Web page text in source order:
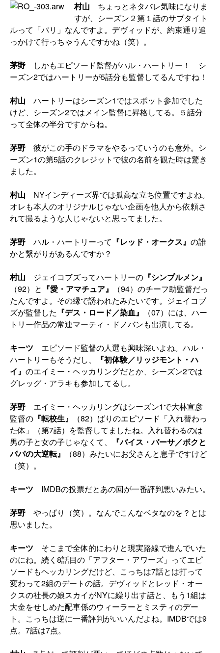
村山 ちょっとネタバレ気味になりま
すが、シーズン２第１話のサブタイト
ルって「パリ」なんですよ。デヴィッドが、約束通り追
っかけて行っちゃうんですかね（笑）。
茅野 しかもエピソード監督がハル・ハートリー！ シ
ーズン2ではハートリーが5話分も監督してるんですね！
村山 ハートリーはシーズン1ではスポット参加でした
けど、シーズン2ではメイン監督に昇格してる。５話分
って全体の半分ですからね。
茅野 彼がこの手のドラマをやるっていうのも意外。シ
ーズン1の第5話のクレジットで彼の名前を観た時は驚き
ました。
村山 NYインディーズ界では孤高な立ち位置ですよね。
オレも本人のオリジナルじゃない企画を他人から依頼さ
れて撮るような人じゃないと思ってました。
茅野 ハル・ハートリーって 『レッド・オークス』 の誰
かと繋がりがあるんですか？
村山 ジェイコブズってハートリーの 『シンプルメン』
（92）と 『愛・アマチュア』
（94）のチーフ助監督だっ
たんですよ。その縁で誘われたみたいです。ジェイコブ
ズが監督した 『デス・ロード／染血』
（07）には、ハー
トリー作品の常連マーティ・ドノバンも出演してる。
キーツ エピソード監督の人選も興味深いよね。ハル・
ハートリーもそうだし、
『初体験／リッジモント・ハ
イ』 のエイミー・ヘッカリングだとか、シーズン2では
グレッグ・アラキも参加してるし。
茅野 エイミー・ヘッカリングはシーズン1で大林宣彦
監督の 『転校生』
（82）ばりのエピソード「入れ替わっ
た体」（第7話）を監督してましたね。入れ替わるのは
男の子と女の子じゃなくて、
『バイス・バーサ／ボクと
パパの大逆転』
（88）みたいにお父さんと息子ですけど
（笑）。
キーツ IMDBの投票だとあの回が一番評判悪いみたい。
茅野 やっぱり（笑）。なんでこんなベタなのを？とは
思いました。
キーツ そこまで全体的にわりと現実路線で進んでいた
のにね。続く8話目の「アフター・アワーズ」ってエピ
ソードもヘッカリングだけど、こっちは7話とは打って
変わって2組のデートの話。デヴィッドとレッド・オー
クスの社長の娘スカイがNYに繰り出す話と、もう1組は
大金をせしめた配車係のウィーラーとミスティのデー
ト。こっちは逆に一番評判がいいんだよね。IMDBでは9
点。7話は7点。